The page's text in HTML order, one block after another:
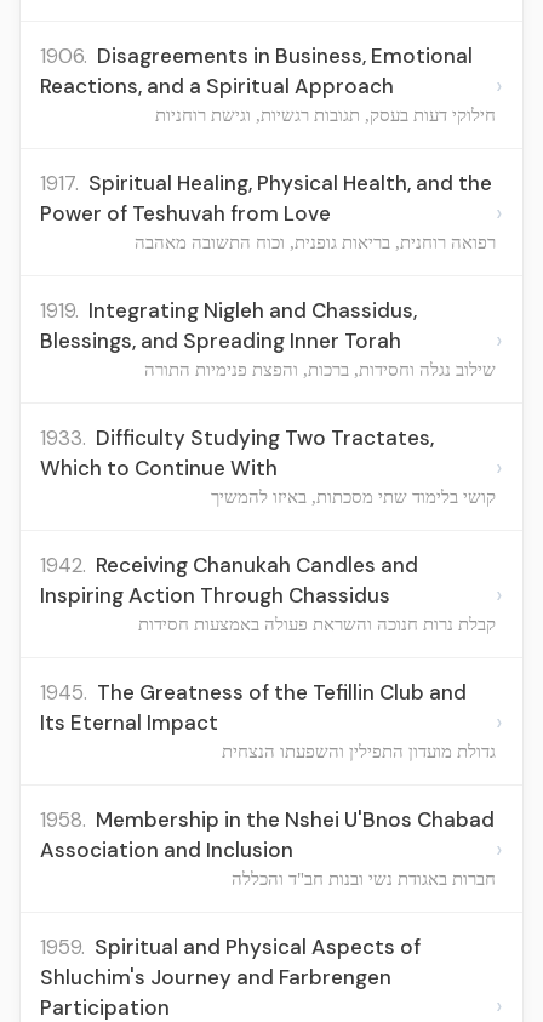
1906. Disagreements in Business, Emotional
Reactions, and a Spiritual Approach
חילוקי דעות בעסק, תגובות רגשיות, וגישת רוחניות
›
1917. Spiritual Healing, Physical Health, and the
Power of Teshuvah from Love
רפואה רוחנית, בריאות גופנית, וכוח התשובה מאהבה
›
1919. Integrating Nigleh and Chassidus,
Blessings, and Spreading Inner Torah
שילוב נגלה וחסידות, ברכות, והפצת פנימיות התורה
›
1933. Difficulty Studying Two Tractates,
Which to Continue With
קושי בלימוד שתי מסכתות, באיזו להמשיך
›
1942. Receiving Chanukah Candles and
Inspiring Action Through Chassidus
קבלת נרות חנוכה והשראת פעולה באמצעות חסידות
›
1945. The Greatness of the Tefillin Club and
Its Eternal Impact
גדולת מועדון התפילין והשפעתו הנצחית
›
1958. Membership in the Nshei U'Bnos Chabad
Association and Inclusion
חברות באגודת נשי ובנות חב"ד והכללה
›
1959. Spiritual and Physical Aspects of
Shluchim's Journey and Farbrengen
Participation
›